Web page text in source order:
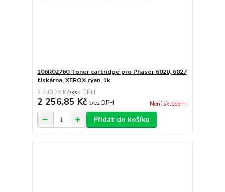
106R02760 Toner cartridge pro Phaser 6020, 6027
tiskárna, XEROX cyan, 1k
2 730,79 Kč/ks
2 256,85 Kč bez DPH Není skladem
Přidat do košíku